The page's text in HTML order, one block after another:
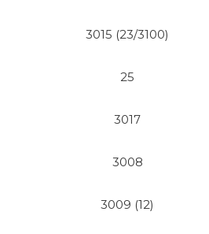
3015 (23/3100)
25
3017
3008
3009 (12)